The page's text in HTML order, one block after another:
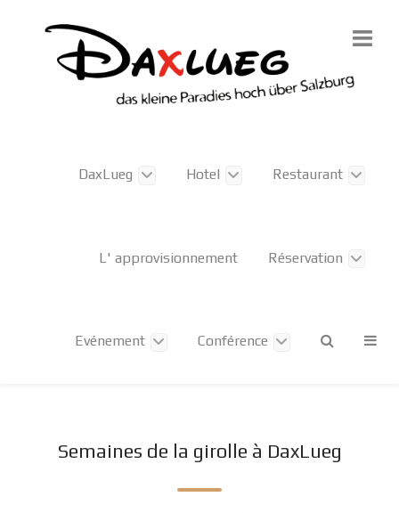
DaxLueg Hotel Restaurant
L' approvisionnement Réservation
Evénement Conférence
Semaines de la girolle à DaxLueg